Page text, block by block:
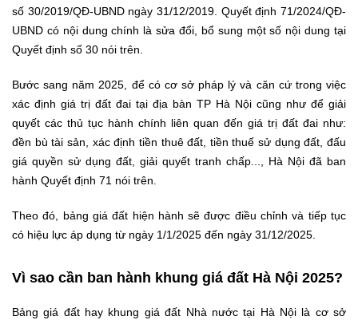
số 30/2019/QĐ-UBND ngày 31/12/2019. Quyết định 71/2024/QĐ-
UBND có nội dung chính là sửa đổi, bổ sung một số nội dung tại
Quyết định số 30 nói trên.
Bước sang năm 2025, để có cơ sở pháp lý và căn cứ trong việc
xác định giá trị đất đai tại địa bàn TP Hà Nội cũng như để giải
quyết các thủ tục hành chính liên quan đến giá trị đất đai như:
đền bù tài sản, xác định tiền thuê đất, tiền thuế sử dụng đất, đấu
giá quyền sử dụng đất, giải quyết tranh chấp..., Hà Nội đã ban
hành Quyết định 71 nói trên.
Theo đó, bảng giá đất hiện hành sẽ được điều chỉnh và tiếp tục
có hiệu lực áp dụng từ ngày 1/1/2025 đến ngày 31/12/2025.
Vì sao cần ban hành khung giá đất Hà Nội 2025?
Bảng giá đất hay khung giá đất Nhà nước tại Hà Nội là cơ sở